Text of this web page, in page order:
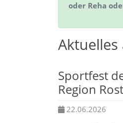
oder Reha
Sportfest
Region
22.06.2026